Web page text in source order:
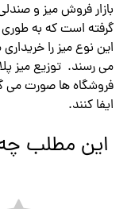
بازار فروش میز و
گرفته است که به طوری
این نوع میز را
می رسند. توزیع میز
فروشگاه ها صورت می
ایفا کنند.
این مطلب چه